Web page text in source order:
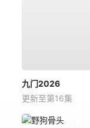
九门2026
更新至第16集